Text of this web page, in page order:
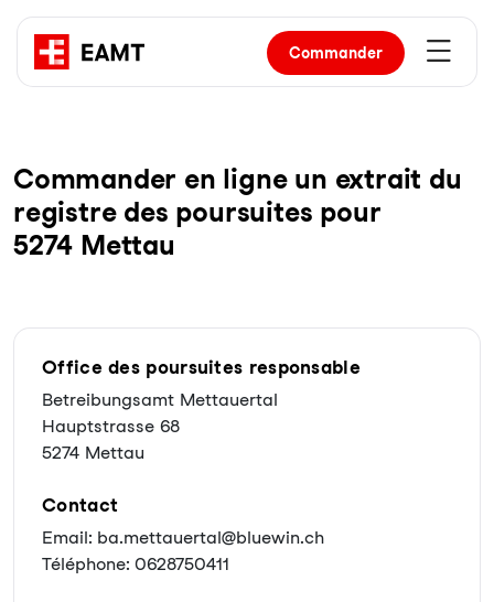
Commander
Com­man­der en li­gne un ex­trait du
re­gist­re des pour­sui­tes pour
5274 Mettau
Office des poursuites responsable
Betreibungsamt Mettauertal
Hauptstrasse 68
5274 Mettau
Contact
Email: ba.mettauertal@bluewin.ch
Téléphone: 0628750411